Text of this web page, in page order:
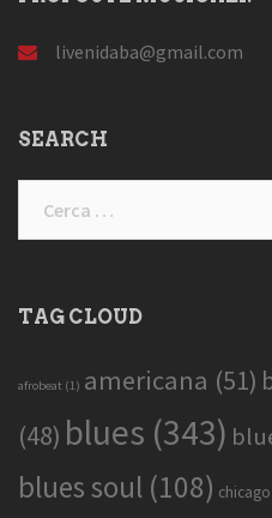
livenidaba@gmail.com
SEARCH
TAG CLOUD
afrobeat (1) americana (51)
(48) blues (343)
blues soul (108)